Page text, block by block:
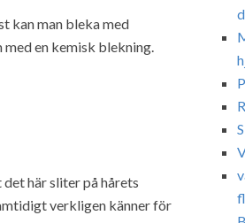
kan man bleka med
en kemisk blekning.
här sliter på hårets
verkligen känner för